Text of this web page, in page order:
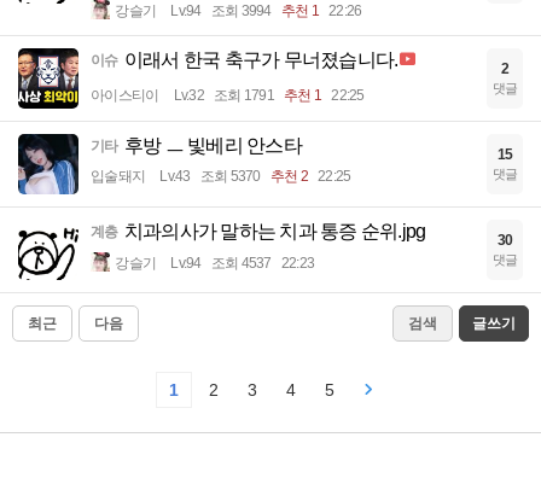
강슬기 Lv.94 조회 3994 추천 1 22:26
이슈 이래서 한국 축구가 무너졌습니다.
아이스티이 Lv.32 조회 1791 추천 1 22:25
2
댓글
기타 후방 ㅡ 빛베리 안스타
입술돼지 Lv.43 조회 5370 추천 2 22:25
15
댓글
계층 치과의사가 말하는 치과 통증 순위.jpg
강슬기 Lv.94 조회 4537 22:23
30
댓글
최근 다음 검색 글쓰기
1 2 3 4 5